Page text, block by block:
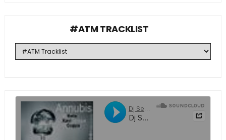
#ATM TRACKLIST